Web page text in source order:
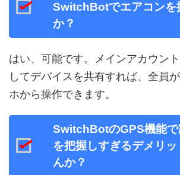
SwitchBotでエアコンを
か？
はい、可能です。メインアカウン
してデバイスを共有すれば、全員
ホから操作できます。
SwitchBotのGPS機能で
を把握しすぎるデメリ
んか？